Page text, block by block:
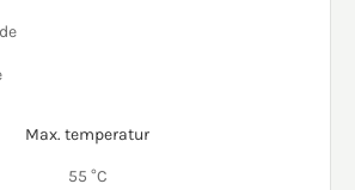
Max. temperatur
55 °C